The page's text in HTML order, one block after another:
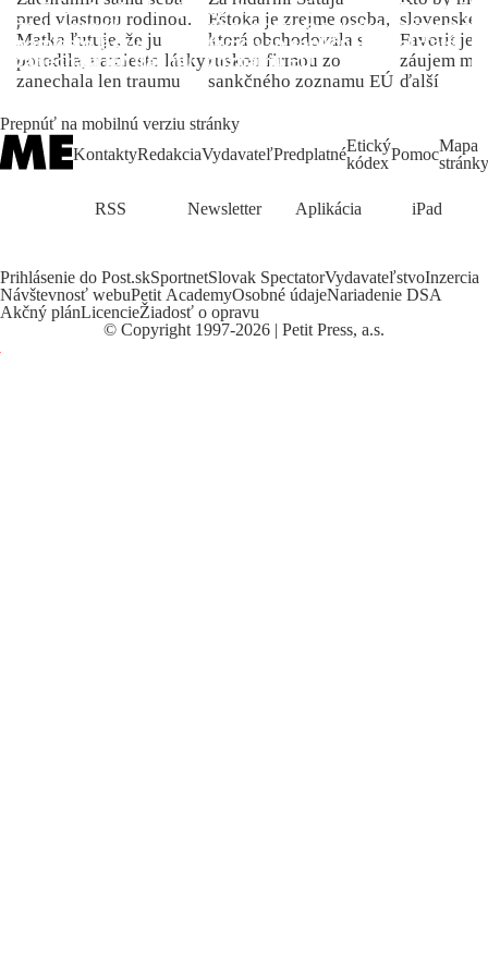
pred vlastnou rodinou.
Matka ľutuje, že ju
porodila, namiesto lásky
zanechala len traumu
Eštoka je zrejme osoba,
ktorá obchodovala s
ruskou firmou zo
sankčného zoznamu EÚ
slovenské
Favorit je
záujem
ďalší
Prepnúť na mobilnú verziu stránky
KontaktyRedakciaVydavateľPredplatnéEtický
kódexPomocMapa
stránky
RSS Newsletter Aplikácia iPad
Prihlásenie do Post.skSportnetSlovak SpectatorVydavateľstvoInzercia
Návštevnosť webuPetit AcademyOsobné údajeNariadenie DSA
Akčný plánLicencieŽiadosť o opravu
© Copyright 1997-2026 | Petit Press, a.s.